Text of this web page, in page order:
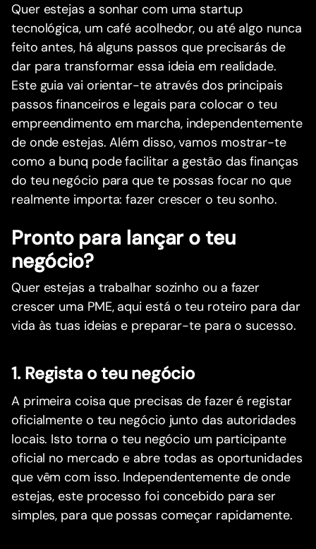
Quer estejas a sonhar com uma startup
tecnológica, um café acolhedor, ou até algo nunca
feito antes, há alguns passos que precisarás de
dar para transformar essa ideia em realidade.
Este guia vai orientar-te através dos principais
passos financeiros e legais para colocar o teu
empreendimento em marcha, independentemente
de onde estejas. Além disso, vamos mostrar-te
como a bunq pode facilitar a gestão das finanças
do teu negócio para que te possas focar no que
realmente importa: fazer crescer o teu sonho.
Pronto para lançar o teu
negócio?
Quer estejas a trabalhar sozinho ou a fazer
crescer uma PME, aqui está o teu roteiro para dar
vida às tuas ideias e preparar-te para o sucesso.
1. Regista o teu negócio
A primeira coisa que precisas de fazer é registar
oficialmente o teu negócio junto das autoridades
locais. Isto torna o teu negócio um participante
oficial no mercado e abre todas as oportunidades
que vêm com isso. Independentemente de onde
estejas, este processo foi concebido para ser
simples, para que possas começar rapidamente.